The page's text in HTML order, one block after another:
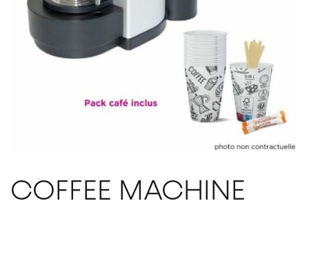
COFFEE MACHINE